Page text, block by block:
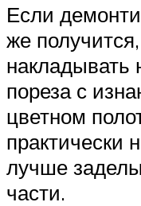
Если
же
накладывать
пореза с
цветном
практически
лучше
части.